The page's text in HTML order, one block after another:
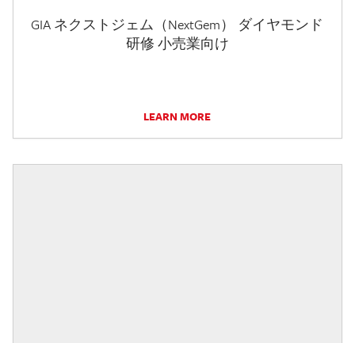
GIA ネクストジェム（NextGem） ダイヤモンド
研修 小売業向け
LEARN MORE